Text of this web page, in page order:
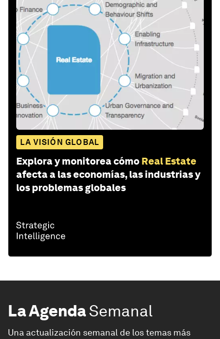
LA VISIÓN GLOBAL
Explora y monitorea cómo Real Estate
afecta a las economías, las industrias y
los problemas globales
La AgendaSemanal
Una actualización semanal de los temas más